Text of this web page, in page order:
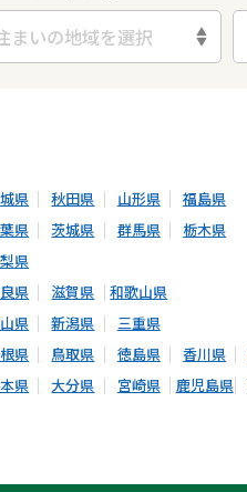
まいの地域を選択
県 秋田県 山形県
福島県
県 茨城県 群馬県
栃木県
県
県 滋賀県
和歌山県
県 新潟県
三重県
県 鳥取県 徳島県 香川県
県 大分県 宮崎県 鹿児島県